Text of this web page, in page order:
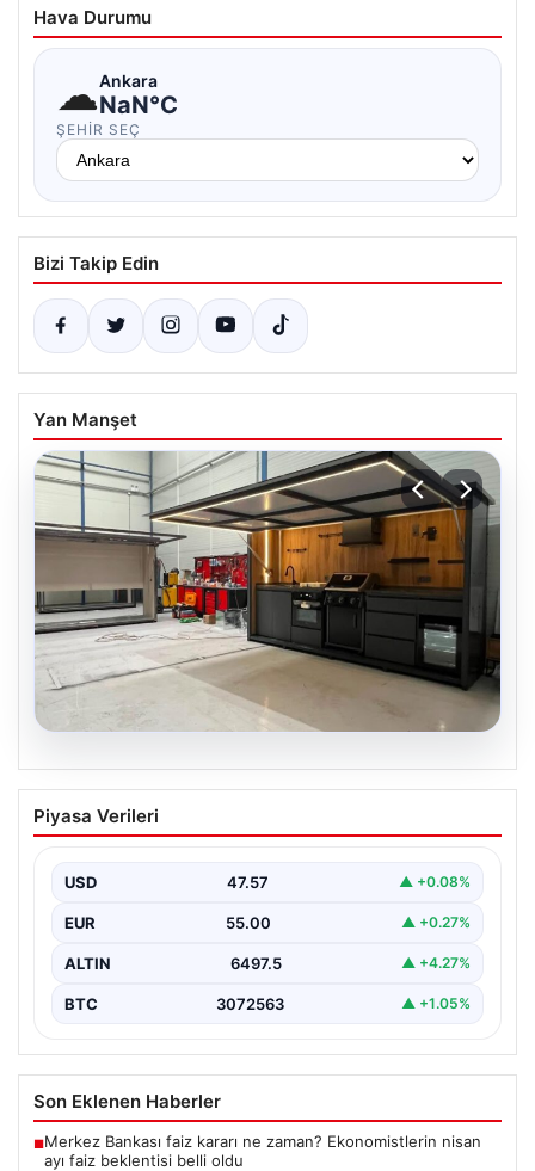
Hava Durumu
☁Ankara
NaN°C
ŞEHIR SEÇ
Bizi Takip Edin
Yan Manşet
Açık Hava Mekanlarında Konfor ve
bahçe mutfağı Tasarımları
en önemli alanlarından bir tanesi haline gelmiştir.
Doğayla…
Piyasa Verileri
USD 47.57 ▲ +0.08%
EUR 55.00 ▲ +0.27%
ALTIN 6497.5 ▲ +4.27%
BTC 3072563 ▲ +1.05%
Son Eklenen Haberler
■Merkez Bankası faiz kararı ne zaman? Ekonomistlerin nisan
ayı faiz beklentisi belli oldu